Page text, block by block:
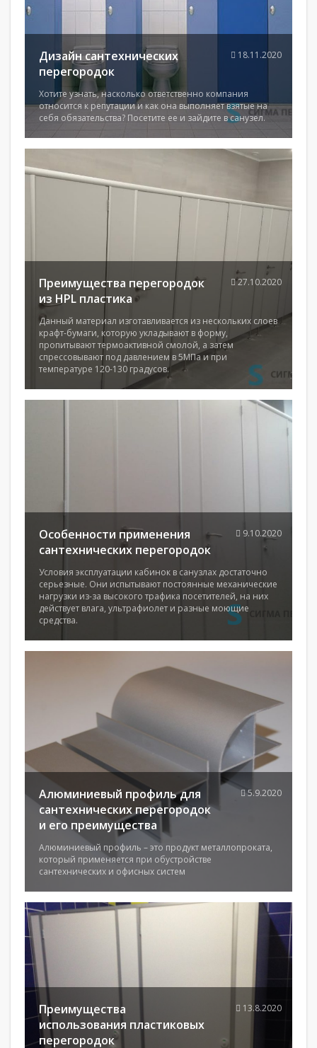
Дизайн сантехнических
перегородок
Хотите узнать, насколько ответственно компания
относится к репутации и как она выполняет взятые на
себя обязательства? Посетите ее и зайдите в санузел.
18.11.2020
Преимущества перегородок
из HPL пластика
Данный материал изготавливается из нескольких слоев
крафт-бумаги, которую укладывают в форму,
пропитывают термоактивной смолой, а затем
спрессовывают под давлением в 5МПа и при
температуре 120-130 градусов.
27.10.2020
Особенности применения
сантехнических перегородок
Условия эксплуатации кабинок в санузлах достаточно
серьезные. Они испытывают постоянные механические
нагрузки из-за высокого трафика посетителей, на них
действует влага, ультрафиолет и разные моющие
средства.
9.10.2020
Алюминиевый профиль для
сантехнических перегородок
и его преимущества
Алюминиевый профиль – это продукт металлопроката,
который применяется при обустройстве
сантехнических и офисных систем
5.9.2020
Преимущества
использования пластиковых
перегородок
13.8.2020